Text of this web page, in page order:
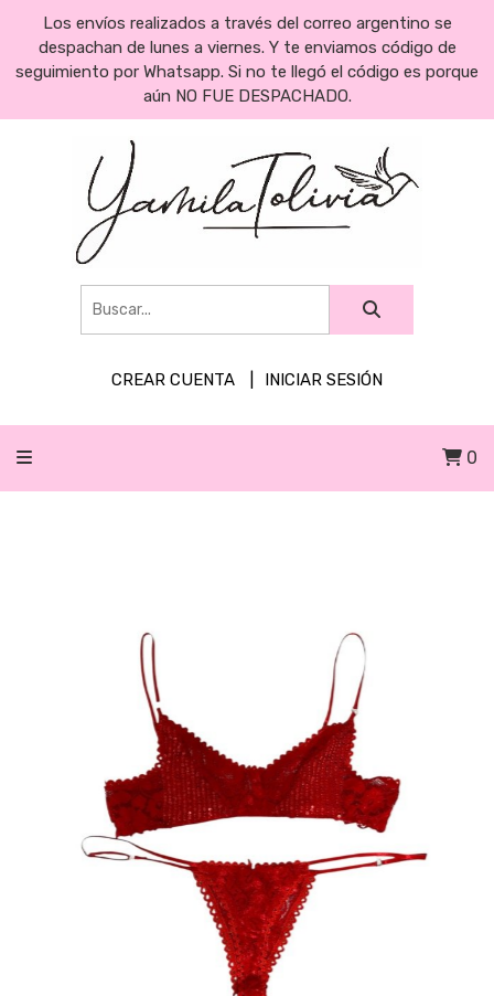
Los envíos realizados a través del correo argentino se
despachan de lunes a viernes. Y te enviamos código de
seguimiento por Whatsapp. Si no te llegó el código es porque
aún NO FUE DESPACHADO.
CREAR CUENTA INICIAR SESIÓN
0